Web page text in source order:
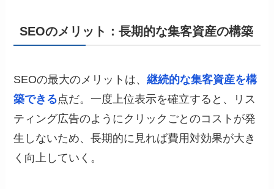
SEOのメリット：長期的な集客資産の構築
SEOの最大のメリットは、継続的な集客資産を構
築できる点だ。一度上位表示を確立すると、リス
ティング広告のようにクリックごとのコストが発
生しないため、長期的に見れば費用対効果が大き
く向上していく。